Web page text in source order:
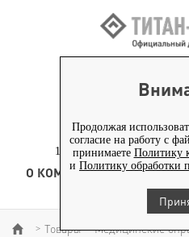
Продолжая
согласие на работу с
принимаете Политику
и Политику обработки
+7 (495)
117186, г. Москва,
О КОМПАНИИ ТОВАРЫ
> Товары > Медицинские